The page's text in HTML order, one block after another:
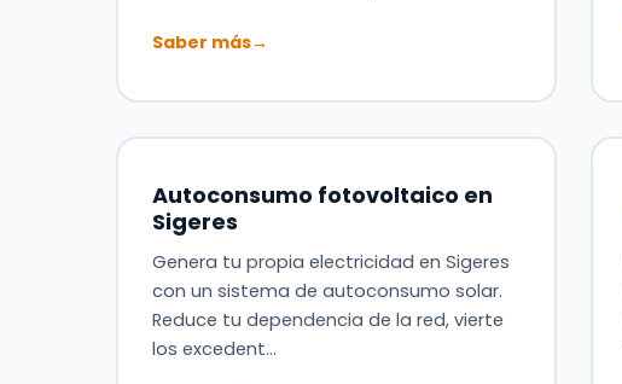
Saber más→
Autoconsumo fotovoltaico en
Sigeres
Genera tu propia electricidad en Sigeres
con un sistema de autoconsumo solar.
Reduce tu dependencia de la red, vierte
los excedent…